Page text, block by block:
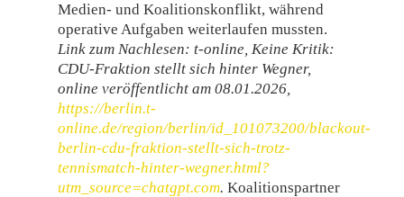
Medien- und Koalitionskonflikt, während
operative Aufgaben weiterlaufen mussten.
Link zum Nachlesen: t-online, Keine Kritik:
CDU-Fraktion stellt sich hinter Wegner,
online veröffentlicht am 08.01.2026,
https://berlin.t-
online.de/region/berlin/id_101073200/blackout-
berlin-cdu-fraktion-stellt-sich-trotz-
tennismatch-hinter-wegner.html?
utm_source=chatgpt.com.Koalitionspartner